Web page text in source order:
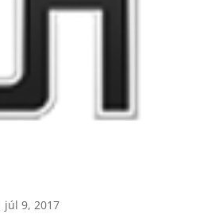
júl 9, 2017